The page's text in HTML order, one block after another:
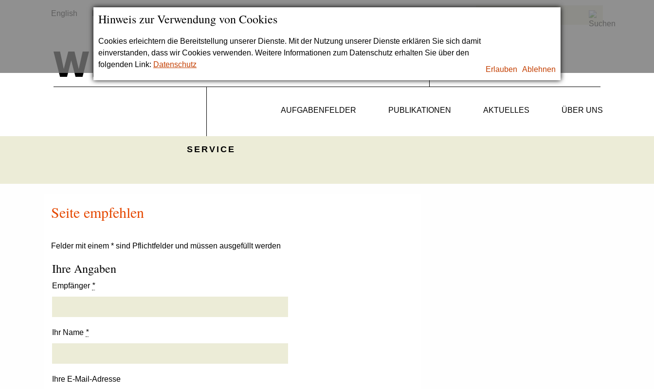
Hinweis zur Verwendung von Cookies
Cookies erleichtern die Bereitstellung unserer Dienste. Mit der Nutzung unserer Dienste erklären Sie sich damit
einverstanden, dass wir Cookies verwenden. Weitere Informationen zum Datenschutz erhalten Sie über den
folgenden Link: Datenschutz
Erlauben Ablehnen
English
AUFGABENFELDER PUBLIKATIONEN AKTUELLES ÜBER UNS
SERVICE
Seite empfehlen
Felder mit einem * sind Pflichtfelder und müssen ausgefüllt werden
Ihre Angaben
Empfänger *
Ihr Name *
Ihre E-Mail-Adresse